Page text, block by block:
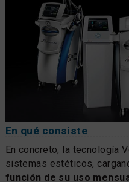
En qué consiste
En concreto, la tecnología
sistemas estéticos,
función de su uso